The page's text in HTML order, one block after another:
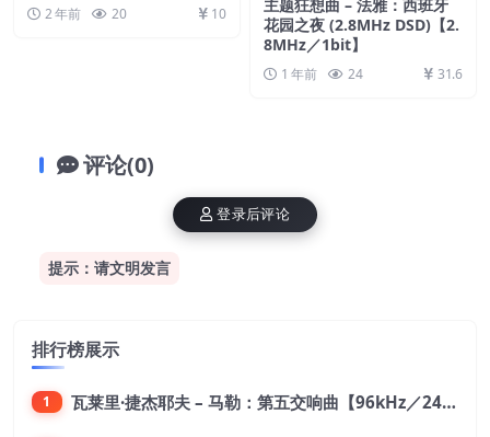
2 年前 20 10
主题狂想曲 – 法雅：西班牙
花园之夜 (2.8MHz DSD)【2.
8MHz／1bit】
1 年前 24 31.6
评论(0)
提示：请文明发言
登录后评论
排行榜展示
1 瓦莱里·捷杰耶夫 – 马勒：第五交响曲【96kHz／24bit】